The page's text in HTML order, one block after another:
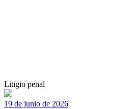
Litigio penal
19 de junio de 2026